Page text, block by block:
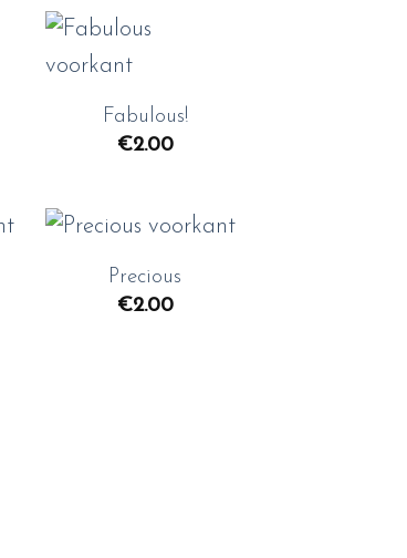
aan
Fabulous!
€2.00
Toevoegen
Precious
€2.00